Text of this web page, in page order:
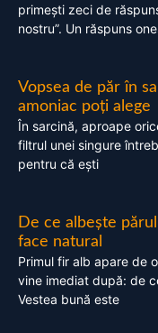
primești zeci de
nostru”. Un răspuns
Vopsea de păr în
amoniac poți alege
În sarcină, aproape
filtrul unei singure
pentru că ești
De ce albește
face natural
Primul fir alb apare de
vine imediat după: de
Vestea bună este